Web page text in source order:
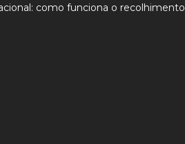
como funciona o recolhimento